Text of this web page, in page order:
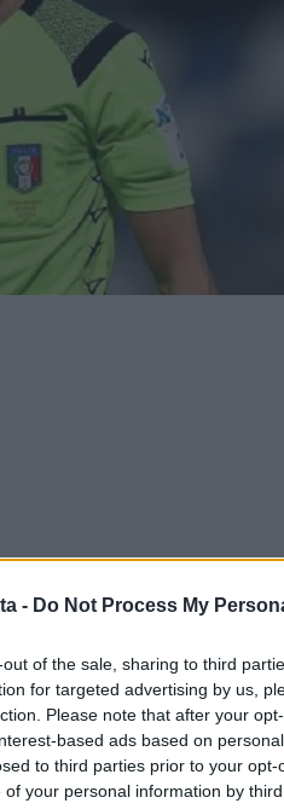
- Do Not Process My
of the sale, sharing to third
for targeted advertising by us,
Please note that after your
based ads based on
to third parties prior to your
your personal information by